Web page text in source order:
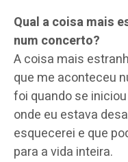
Qual a coisa mais
num concerto?
A coisa mais
que me aconteceu
foi quando se
onde eu estava
esquecerei e que
para a vida inteira.